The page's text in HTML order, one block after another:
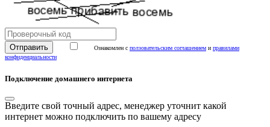
Ознакомлен с ползовательским соглашением и правилами
конфиденциальности
Подключение домашнего интернета
Введите свой точный адрес, менеджер уточнит какой
интернет можно подключить по вашему адресу